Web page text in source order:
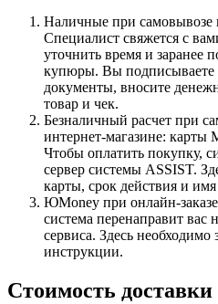
Наличные при самовывозе
Специалист свяжется с
уточнить время и заранее
купюры. Вы подписываете
документы, вносите
товар и чек.
Безналичный расчет при
интернет-магазине: карты
Чтобы оплатить покупку,
сервер системы ASSIST.
карты, срок действия и имя
ЮMoney при онлайн-
система перенаправит вас
сервиса. Здесь
инструкции.
Стоимость доставки